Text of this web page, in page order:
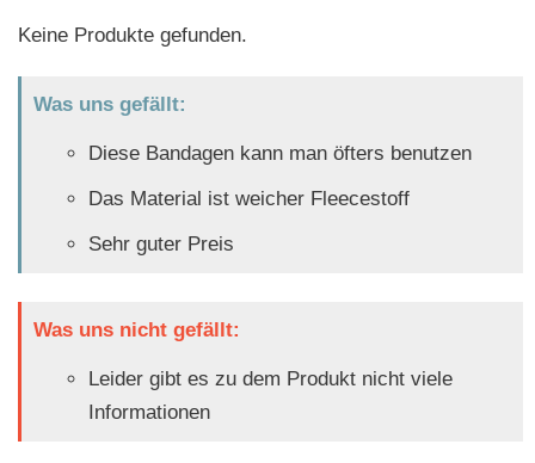
Keine Produkte gefunden.
Was uns gefällt:
Diese Bandagen kann man öfters benutzen
Das Material ist weicher Fleecestoff
Sehr guter Preis
Was uns nicht gefällt:
Leider gibt es zu dem Produkt nicht viele
Informationen